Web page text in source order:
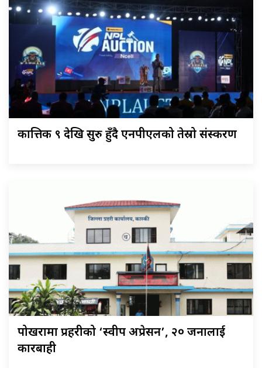
कात्तिक ९ देखि सुरु हुँदै एनपीएलको तेस्रो संस्करण
पोखरामा प्रहरीको ‘स्वीप अप्रेसन’, २० जनालाई
कारबाही